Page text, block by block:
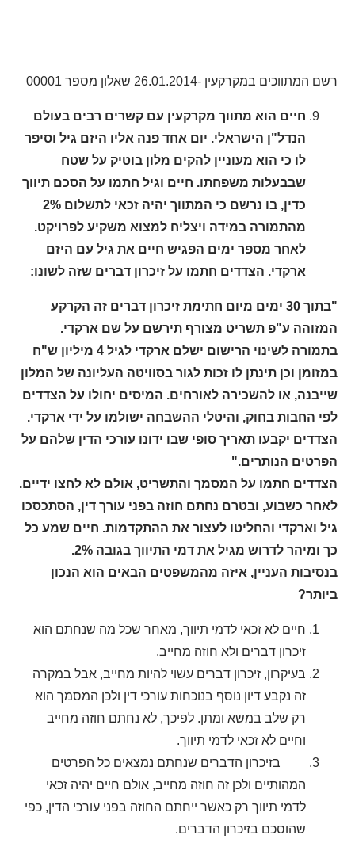
רשם המתווכים במקרקעין -26.01.2014 שאלון מספר 00001
חיים הוא מתווך מקרקעין עם קשרים רבים בעולם
הנדל"ן הישראלי. יום אחד פנה אליו היזם גיל וסיפר
לו כי הוא מעוניין להקים מלון בוטיק על שטח
שבבעלות משפחתו. חיים וגיל חתמו על הסכם תיווך
כדין, בו נרשם כי המתווך יהיה זכאי לתשלום 2%
מהתמורה במידה ויצליח למצוא משקיע לפרויקט.
לאחר מספר ימים הפגיש חיים את גיל עם היזם
ארקדי. הצדדים חתמו על זיכרון דברים שזה לשונו:
"בתוך 30 ימים מיום חתימת זיכרון דברים זה הקרקע
המזוהה ע"פ תשריט מצורף תירשם על שם ארקדי.
בתמורה לשינוי הרישום ישלם ארקדי לגיל 4 מיליון ש"ח
במזומן וכן תינתן לו זכות לגור בסוויטה העליונה של המלון
שייבנה, או להשכירה לאורחים. המיסים יחולו על הצדדים
לפי החבות בחוק, והיטלי ההשבחה ישולמו על ידי ארקדי.
הצדדים יקבעו תאריך סופי שבו ידונו עורכי הדין שלהם על
הפרטים הנותרים."
הצדדים חתמו על המסמך והתשריט, אולם לא לחצו ידיים.
לאחר כשבוע, ובטרם נחתם חוזה בפני עורך דין, הסתכסכו
גיל וארקדי והחליטו לעצור את ההתקדמות. חיים שמע כל
כך ומיהר לדרוש מגיל את דמי התיווך בגובה 2%.
בנסיבות העניין, איזה מהמשפטים הבאים הוא הנכון
ביותר?
חיים לא זכאי לדמי תיווך, מאחר שכל מה שנחתם הוא
זיכרון דברים ולא חוזה מחייב.
בעיקרון, זיכרון דברים עשוי להיות מחייב, אבל במקרה
זה נקבע דיון נוסף בנוכחות עורכי דין ולכן המסמך הוא
רק שלב במשא ומתן. לפיכך, לא נחתם חוזה מחייב
וחיים לא זכאי לדמי תיווך.
בזיכרון הדברים שנחתם נמצאים כל הפרטים
המהותיים ולכן זה חוזה מחייב, אולם חיים יהיה זכאי
לדמי תיווך רק כאשר ייחתם החוזה בפני עורכי הדין, כפי
שהוסכם בזיכרון הדברים.